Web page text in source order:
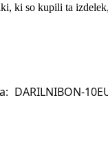
ki so kupili ta
DARILNIBON-